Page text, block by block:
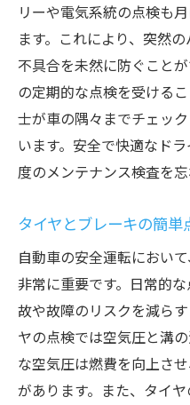
リーや電気系統の点検も
ます。これにより、突然
不具合を未然に防ぐこと
の定期的な点検を受ける
士が車の隅々までチェッ
います。安全で快適なド
度のメンテナンス検査を忘
タイヤとブレーキの簡単
自動車の安全運転におい
非常に重要です。日常的
故や故障のリスクを減ら
ヤの点検では空気圧と溝
な空気圧は燃費を向上さ
があります。また、タイ